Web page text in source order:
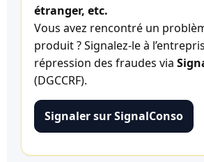
étranger, etc.
Vous avez rencontré un
produit ? Signalez-le à
répression des fraudes via
(DGCCRF).
Signaler sur SignalConso